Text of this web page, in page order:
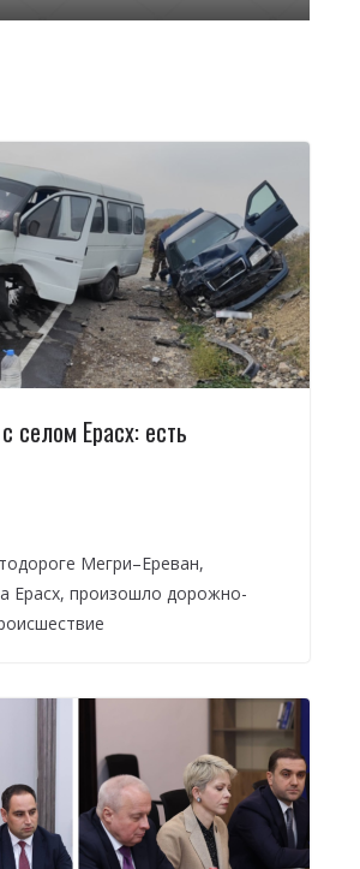
селом Ерасх: есть
Мегри–Ереван,
Ерасх, произошло дорожно-